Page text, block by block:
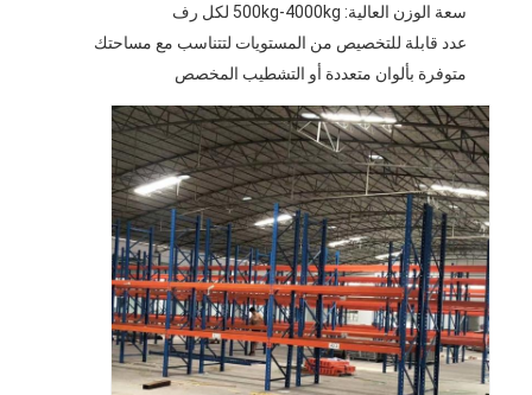
سعة الوزن العالية: 500kg-4000kg لكل رف
عدد قابلة للتخصيص من المستويات لتتناسب مع مساحتك
متوفرة بألوان متعددة أو التشطيب المخصص